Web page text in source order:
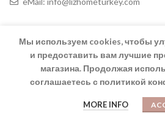
ТОВАРЫ
Дольче - Сиреневый
Мы используем cookies, чтобы
и предоставить вам лучшие
магазина. Продолжая
соглашаетесь с политикой
MORE INFO